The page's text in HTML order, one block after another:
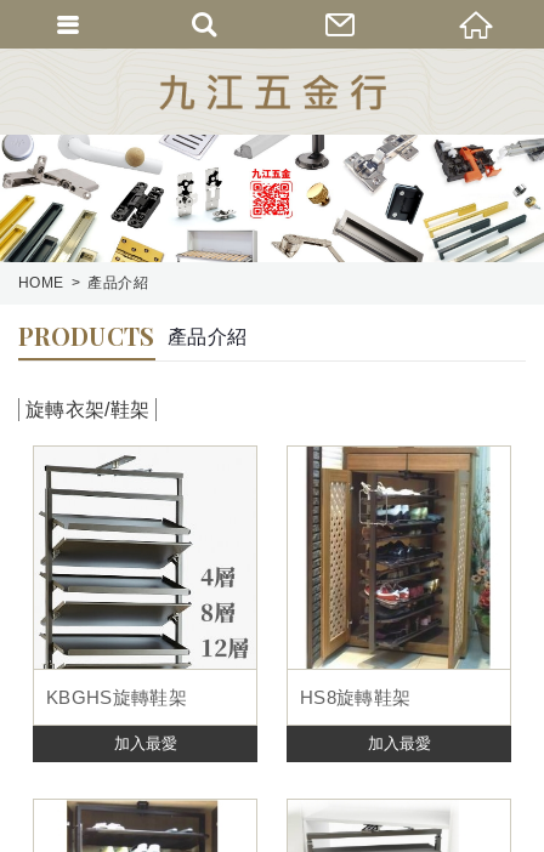
HOME 產品介紹
PRODUCTS 產品介紹
旋轉衣架/鞋架
KBGHS旋轉鞋架
加入最愛
HS8旋轉鞋架
加入最愛